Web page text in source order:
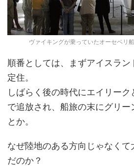
ヴァイキングが乗っていたオーセベリ
順番としては、まずアイスラ
定住。
しばらく後の時代にエイリー
で追放され、船旅の末にグリー
とか。
なぜ陸地のある方向じゃなく
だのか？